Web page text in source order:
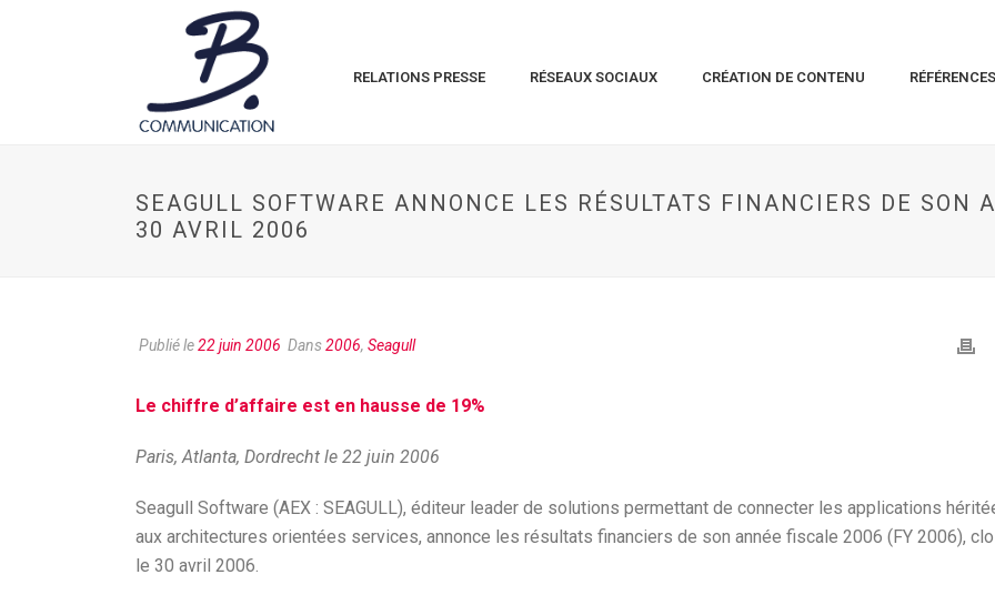
RELATIONS PRESSE RÉSEAUX SOCIAUX CRÉATION DE CONTENU
SEAGULL SOFTWARE ANNONCE LES RÉSULTATS FINANCIERS DE SON
30 AVRIL 2006
Publié le22 juin 2006 Dans2006, Seagull
Le chiffre d’affaire est en hausse de 19%
Paris, Atlanta, Dordrecht le 22 juin 2006
Seagull Software (AEX : SEAGULL), éditeur leader de solutions permettant de connecter les applications
aux architectures orientées services, annonce les résultats financiers de son année fiscale 2006 (FY 2006),
le 30 avril 2006.